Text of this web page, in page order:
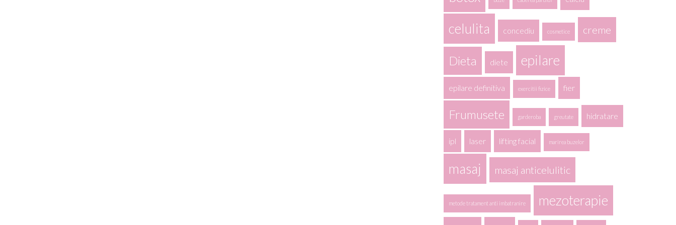
celulita concediu cosmetice creme
Dieta diete epilare
epilare definitiva exercitii fizice fier
Frumusete garderoba greutate hidratare
ipl laser lifting facial marirea buzelor
masaj masaj anticelulitic
metode tratament anti imbatranire mezoterapie